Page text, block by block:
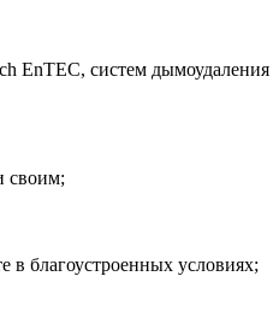
EnTEC, систем
своим;
в благоустроенных условиях;